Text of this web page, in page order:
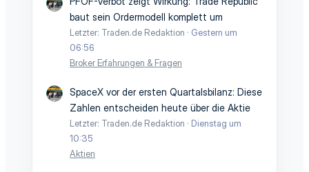
baut sein Ordermodell komplett um
Letzter: Traden.de Redaktion
Gestern um
06:56
Broker Erfahrungen & Fragen
SpaceX vor der ersten Quartalsbilanz: Diese
Zahlen entscheiden heute über die Aktie
Letzter: Traden.de Redaktion
Dienstag um
10:35
Aktien